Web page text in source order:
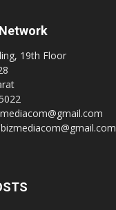
19th Floor